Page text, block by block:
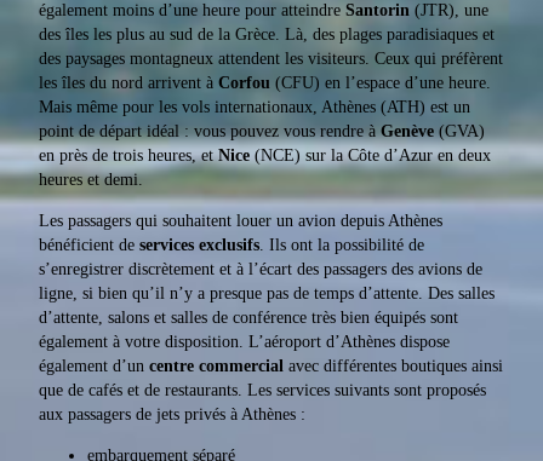
également moins d’une heure pour atteindre Santorin (JTR), une
des îles les plus au sud de la Grèce. Là, des plages paradisiaques et
des paysages montagneux attendent les visiteurs. Ceux qui préfèrent
les îles du nord arrivent à Corfou (CFU) en l’espace d’une heure.
Mais même pour les vols internationaux, Athènes (ATH) est un
point de départ idéal : vous pouvez vous rendre à Genève (GVA)
en près de trois heures, etNice (NCE) sur la Côte d’Azur en deux
heures et demi.
Les passagers qui souhaitent louer un avion depuis Athènes
bénéficient de services exclusifs. Ils ont la possibilité de
s’enregistrer discrètement et à l’écart des passagers des avions de
ligne, si bien qu’il n’y a presque pas de temps d’attente. Des salles
d’attente, salons et salles de conférence très bien équipés sont
également à votre disposition. L’aéroport d’Athènes dispose
également d’un centre commercial avec différentes boutiques ainsi
que de cafés et de restaurants. Les services suivants sont proposés
aux passagers de jets privés à Athènes :
embarquement séparé